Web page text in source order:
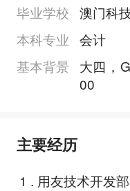
毕业学校 澳门科
本科专业 会计
基本背景
大四，
00
主要经历
1 . 用友技术开发部